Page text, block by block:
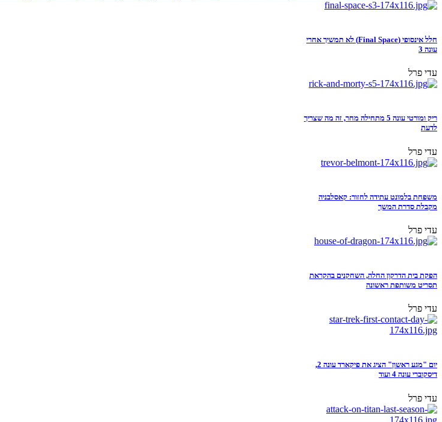
חלל אינסופי (Final Space) לא תמשיך אחרי
עונה 3
עדי פרל
ריק ומורטי עונה 5 מתחילה מחר, זה מה שצריך
לדעת
עדי פרל
משפחת בלמונט עתידה לחזור: קאסלבניה
מקבלת סדרת המשך
עדי פרל
הפקת בית הדרקון החלה, השחקנים בהקראת
תסריט משותפת ראשונה
עדי פרל
יום "מגע ראשון" הציג את פיקארד עונה 2,
דיסקוברי עונה 4 ועוד
עדי פרל